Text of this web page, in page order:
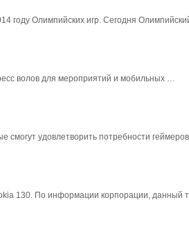
году Олимпийских игр. Сегодня
волов для мероприятий и мобильных …
смогут удовлетворить потребности
130. По информации корпорации, данный